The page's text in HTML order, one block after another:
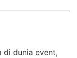
di dunia event,